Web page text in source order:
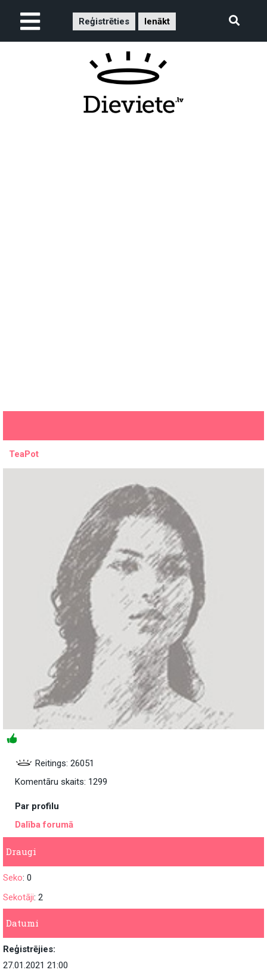
Reģistrēties Ienākt
TeaPot
Reitings: 26051
Komentāru skaits: 1299
Par profilu
Dalība forumā
Draugi
Seko: 0
Sekotāji: 2
Datumi
Reģistrējies:
27.01.2021 21:00